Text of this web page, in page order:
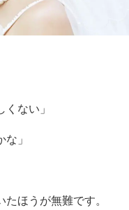
ない」
」
ほうが無難です。